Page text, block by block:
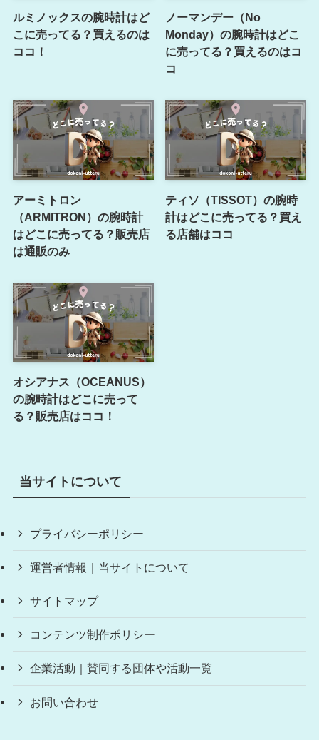
ルミノックスの腕時計はど
こに売ってる？買えるのは
ココ！
ノーマンデー（No
Monday）の腕時計はどこ
に売ってる？買えるのはコ
コ
アーミトロン
（ARMITRON）の腕時計
はどこに売ってる？販売店
は通販のみ
ティソ（TISSOT）の腕時
計はどこに売ってる？買え
る店舗はココ
オシアナス（OCEANUS）
の腕時計はどこに売って
る？販売店はココ！
当サイトについて
プライバシーポリシー
運営者情報｜当サイトについて
サイトマップ
コンテンツ制作ポリシー
企業活動｜賛同する団体や活動一覧
お問い合わせ